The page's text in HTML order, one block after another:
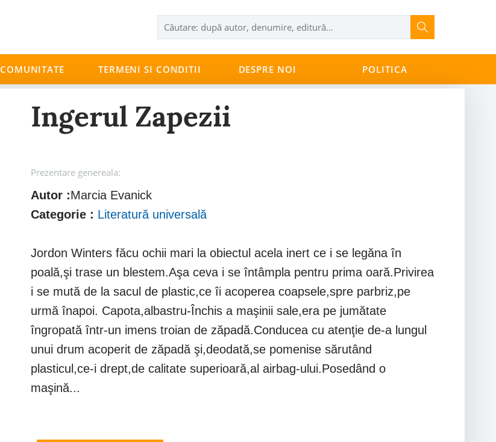
COMUNITATE TERMENI SI CONDITII DESPRE NOI POLITICA
Ingerul Zapezii
Prezentare genereala:
Autor :Marcia Evanick
Categorie : Literatură universală
Jordon Winters făcu ochii mari la obiectul acela inert ce i se legăna în
poală,şi trase un blestem.Aşa ceva i se întâmpla pentru prima oară.Privirea
i se mută de la sacul de plastic,ce îi acoperea coapsele,spre parbriz,pe
urmă înapoi. Capota,albastru-Închis a maşinii sale,era pe jumătate
îngropată într-un imens troian de zăpadă.Conducea cu atenţie de-a lungul
unui drum acoperit de zăpadă şi,deodată,se pomenise sărutând
plasticul,ce-i drept,de calitate superioară,al airbag-ului.Posedând o
maşină...